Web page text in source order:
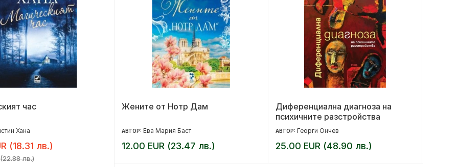
час
Хана
(18.31 лв.)
(22.88 лв.)
Жените от Нотр Дам
АВТОР: Ева Мария Баст
12.00 EUR (23.47 лв.)
Диференциална диагноза на
психичните разстройства
АВТОР: Георги Ончев
25.00 EUR (48.90 лв.)